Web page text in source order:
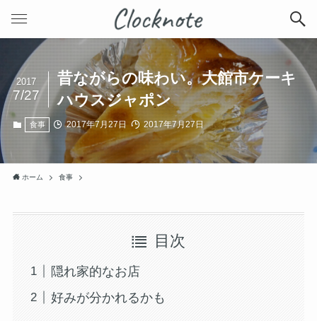
昔ながらの味わい。大館市ケーキ
ハウスジャポン
2017
7/27
食事 2017年7月27日 2017年7月27日
ホーム 食事
目次
隠れ家的なお店
好みが分かれるかも